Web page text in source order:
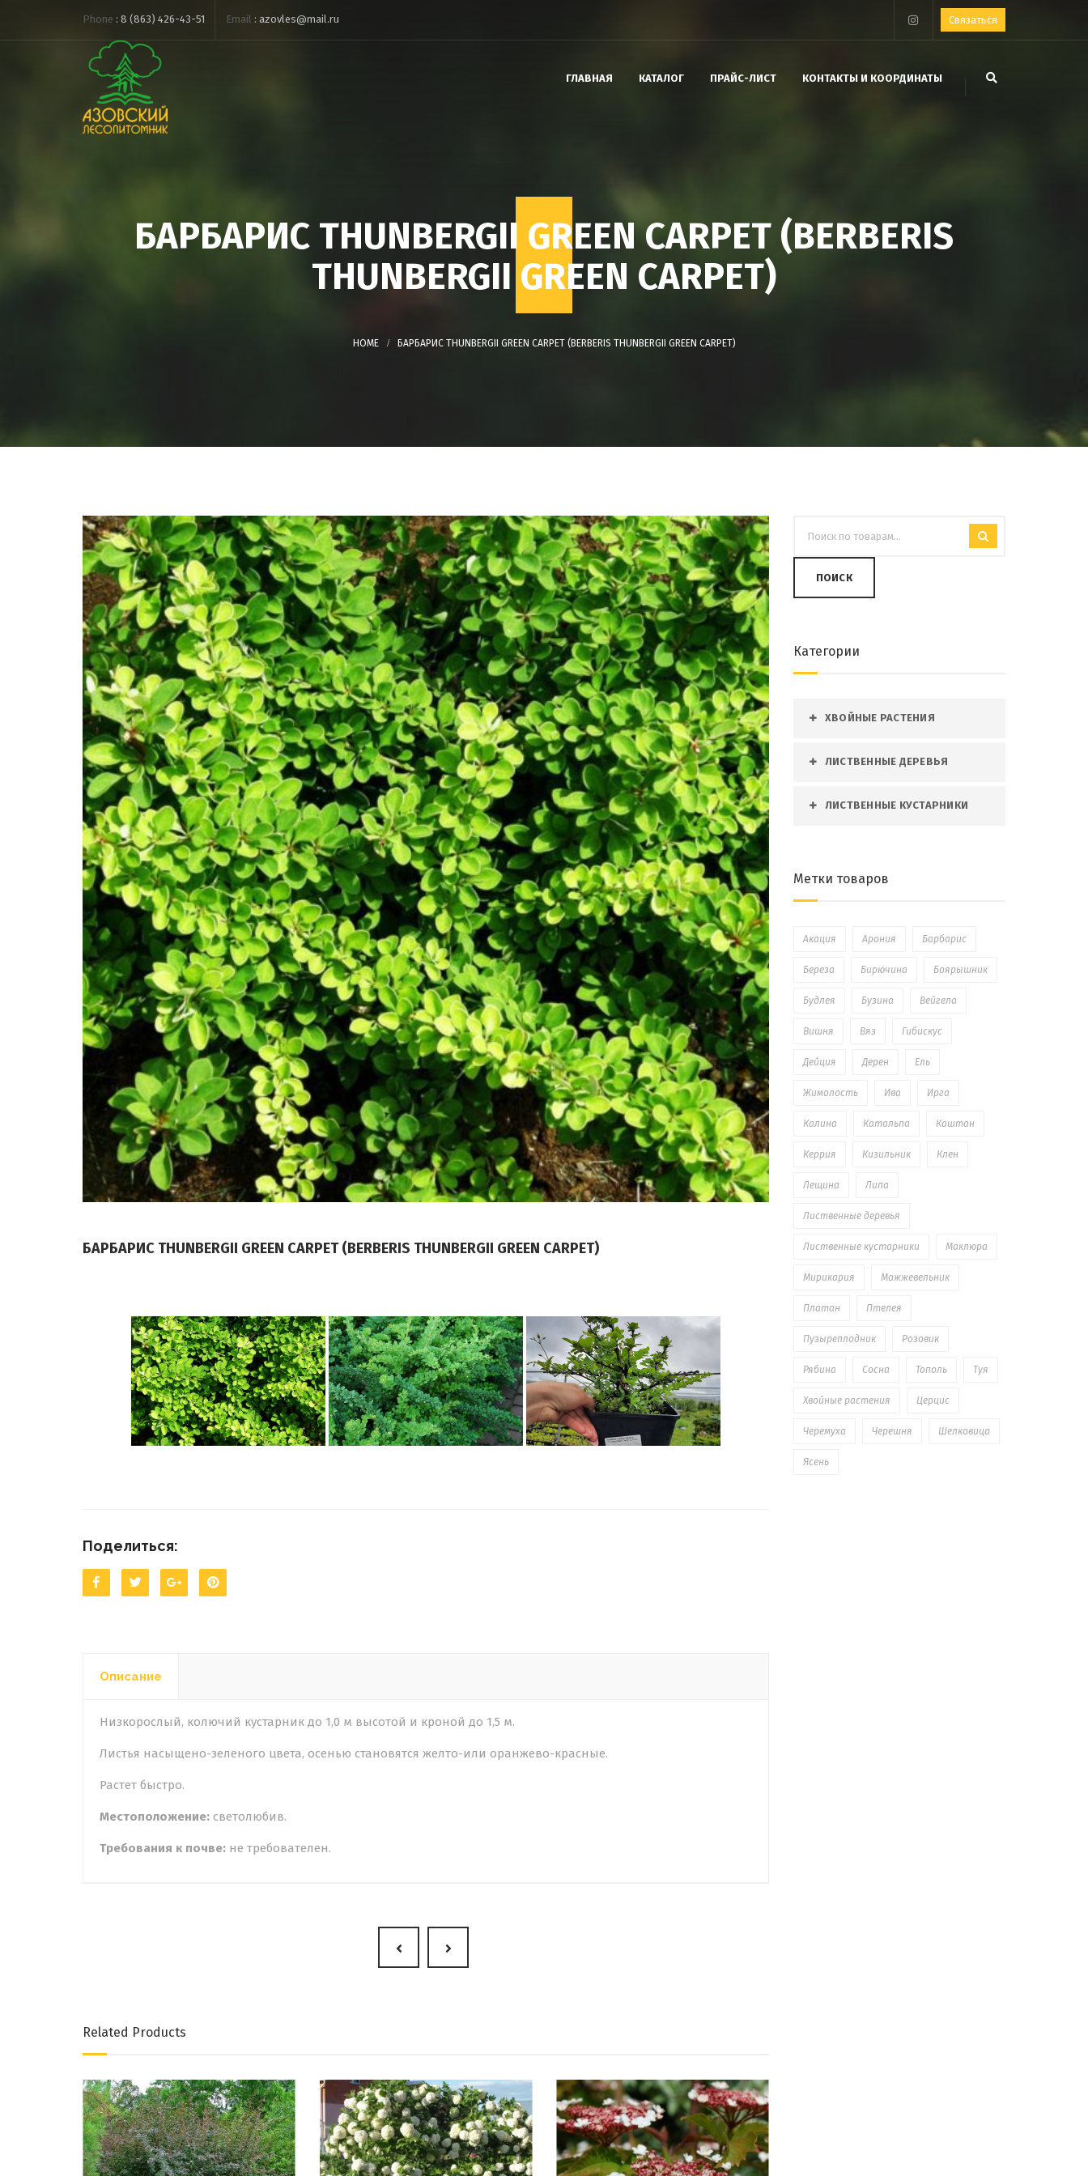
Phone : 8 (863) 426-43-51 Email : azovles@mail.ru Связаться
ГЛАВНАЯ КАТАЛОГ ПРАЙС-ЛИСТ КОНТАКТЫ И КООРДИНАТЫ
БАРБАРИС THUNBERGII GREEN CARPET (BERBERIS
THUNBERGII GREEN CARPET)
БАРБАРИС THUNBERGII GREEN CARPET (BERBERIS THUNBERGII GREEN CARPET)
БАРБАРИС THUNBERGII GREEN CARPET (BERBERIS THUNBERGII GREEN CARPET)
Поделиться:
Описание
Низкорослый, колючий кустарник до 1,0 м высотой и кроной до 1,5 м.
Листья насыщено-зеленого цвета, осенью становятся желто-или оранжево-красные.
Растет быстро.
Местоположение: светолюбив.
Требования к почве: не требователен.
Related Products
ПОИСК
Категории
ХВОЙНЫЕ РАСТЕНИЯ
ЛИСТВЕННЫЕ ДЕРЕВЬЯ
ЛИСТВЕННЫЕ КУСТАРНИКИ
Метки товаров
Акация Арония Барбарис
Береза Бирючина Боярышник
Будлея Бузина Вейгела
Вишня Вяз Гибискус
Дейция Дерен Ель
Жимолость Ива Ирга
Калина Катальпа Каштан
Керрия Кизильник Клен
Лещина Липа
Лиственные деревья
Лиственные кустарники Маклюра
Мирикария Можжевельник
Платан Птелея
Пузыреплодник Розовик
Рябина Сосна Тополь Туя
Хвойные растения Церцис
Черемуха Черешня Шелковица
Ясень